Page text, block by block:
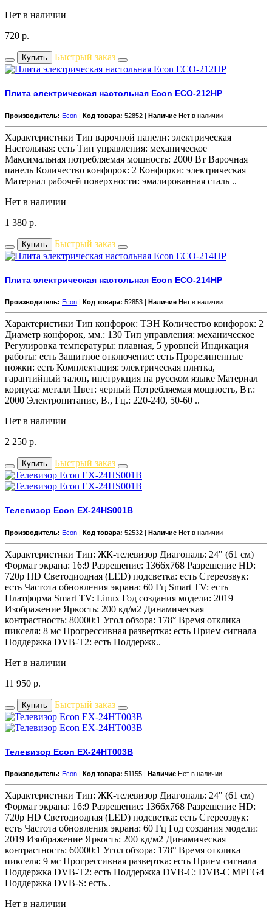
Нет в наличии
720 р.
Купить Быстрый заказ
Плита электрическая настольная Econ ECO-212HP
Производитель: Econ | Код товара: 52852 | Наличие Нет в наличии
Характеристики Тип варочной панели: электрическая
Настольная: есть Тип управления: механическое
Максимальная потребляемая мощность: 2000 Вт Варочная
панель Количество конфорок: 2 Конфорки: электрическая
Материал рабочей поверхности: эмалированная сталь ..
Нет в наличии
1 380 р.
Купить Быстрый заказ
Плита электрическая настольная Econ ECO-214HP
Производитель: Econ | Код товара: 52853 | Наличие Нет в наличии
Характеристики Тип конфорок: ТЭН Количество конфорок: 2
Диаметр конфорок, мм.: 130 Тип управления: механическое
Регулировка температуры: плавная, 5 уровней Индикация
работы: есть Защитное отключение: есть Прорезиненные
ножки: есть Комплектация: электрическая плитка,
гарантийный талон, инструкция на русском языке Материал
корпуса: металл Цвет: черный Потребляемая мощность, Вт.:
2000 Электропитание, В., Гц.: 220-240, 50-60 ..
Нет в наличии
2 250 р.
Купить Быстрый заказ
Телевизор Econ EX-24HS001B
Производитель: Econ | Код товара: 52532 | Наличие Нет в наличии
Характеристики Тип: ЖК-телевизор Диагональ: 24" (61 см)
Формат экрана: 16:9 Разрешение: 1366x768 Разрешение HD:
720p HD Светодиодная (LED) подсветка: есть Стереозвук:
есть Частота обновления экрана: 60 Гц Smart TV: есть
Платформа Smart TV: Linux Год создания модели: 2019
Изображение Яркость: 200 кд/м2 Динамическая
контрастность: 80000:1 Угол обзора: 178° Время отклика
пикселя: 8 мс Прогрессивная развертка: есть Прием сигнала
Поддержка DVB-T2: есть Поддержк..
Нет в наличии
11 950 р.
Купить Быстрый заказ
Телевизор Econ EX-24HT003B
Производитель: Econ | Код товара: 51155 | Наличие Нет в наличии
Характеристики Тип: ЖК-телевизор Диагональ: 24" (61 см)
Формат экрана: 16:9 Разрешение: 1366x768 Разрешение HD:
720p HD Светодиодная (LED) подсветка: есть Стереозвук:
есть Частота обновления экрана: 60 Гц Год создания модели:
2019 Изображение Яркость: 200 кд/м2 Динамическая
контрастность: 60000:1 Угол обзора: 178° Время отклика
пикселя: 9 мс Прогрессивная развертка: есть Прием сигнала
Поддержка DVB-T2: есть Поддержка DVB-C: DVB-C MPEG4
Поддержка DVB-S: есть..
Нет в наличии